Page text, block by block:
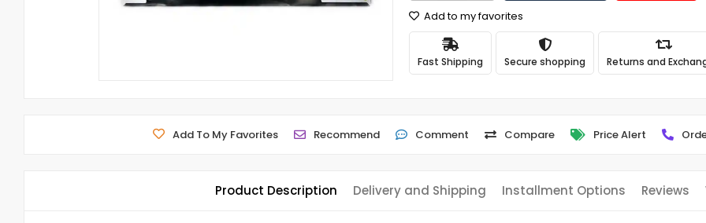
Add to my favorites
Fast Shipping Secure shopping Returns and
Add To My Favorites Recommend Comment Compare Price Alert
Product Description Delivery and Shipping Installment Options Reviews